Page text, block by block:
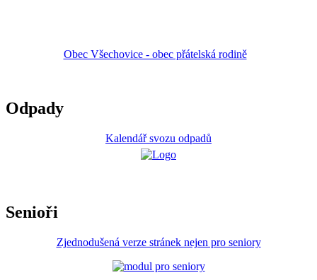
Obec Všechovice - obec přátelská rodině
Odpady
Kalendář svozu odpadů
Senioři
Zjednodušená verze stránek nejen pro seniory